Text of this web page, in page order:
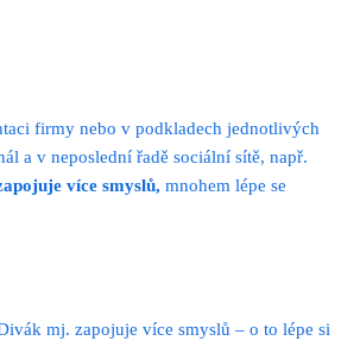
firmy nebo v podkladech jednotlivých
a v neposlední řadě sociální sítě, např.
více smyslů, mnohem lépe se
mj. zapojuje více smyslů – o to lépe si